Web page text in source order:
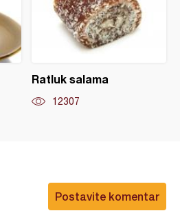
Ratluk salama
12307
Postavite komentar